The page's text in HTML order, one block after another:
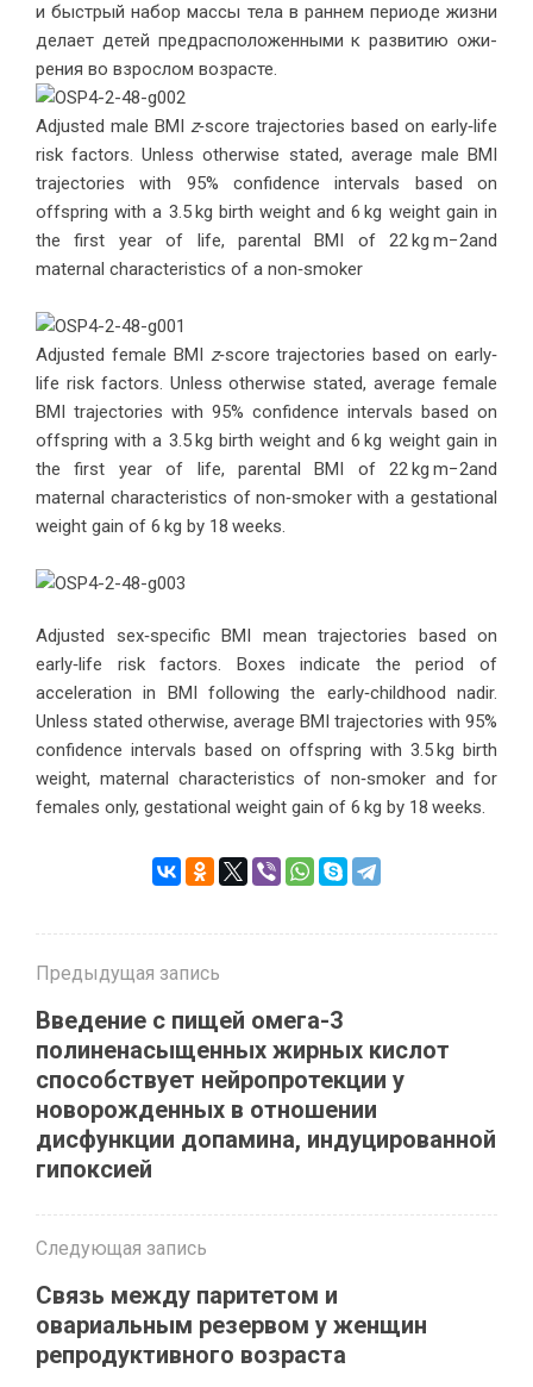
и быст­рый на­бор мас­сы те­ла в ран­нем пе­ри­о­де жиз­ни
де­ла­ет де­тей пред­рас­по­ло­жен­ны­ми к раз­ви­тию ожи­
ре­ния во взрос­лом воз­расте.
Adjusted male BMI z‐score trajectories based on early‐life
risk factors. Unless otherwise stated, average male BMI
trajectories with 95% confidence intervals based on
offspring with a 3.5 kg birth weight and 6 kg weight gain in
the first year of life, parental BMI of 22 kg m−2and
maternal characteristics of a non‐smoker
Adjusted female BMI z‐score trajectories based on early‐
life risk factors. Unless otherwise stated, average female
BMI trajectories with 95% confidence intervals based on
offspring with a 3.5 kg birth weight and 6 kg weight gain in
the first year of life, parental BMI of 22 kg m−2and
maternal characteristics of non‐smoker with a gestational
weight gain of 6 kg by 18 weeks.
Adjusted sex‐specific BMI mean trajectories based on
early‐life risk factors. Boxes indicate the period of
acceleration in BMI following the early‐childhood nadir.
Unless stated otherwise, average BMI trajectories with 95%
confidence intervals based on offspring with 3.5 kg birth
weight, maternal characteristics of non‐smoker and for
females only, gestational weight gain of 6 kg by 18 weeks.
Предыдущая запись
Введение с пищей омега-3
полиненасыщенных жирных кислот
способствует нейропротекции у
новорожденных в отношении
дисфункции допамина, индуцированной
гипоксией
Следующая запись
Связь между паритетом и
овариальным резервом у женщин
репродуктивного возраста